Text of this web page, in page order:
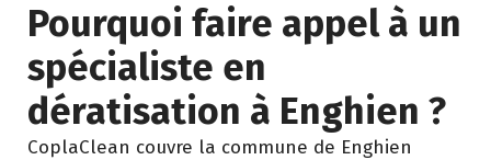
Pourquoi faire appel à un
spécialiste en
dératisation à Enghien ?
CoplaClean couvre la commune de Enghien